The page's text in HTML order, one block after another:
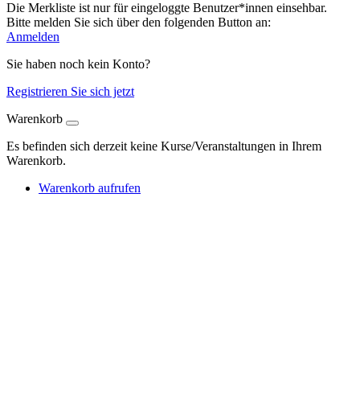
Die Merkliste ist nur für eingeloggte Benutzer*innen einsehbar.
Bitte melden Sie sich über den folgenden Button an:
Anmelden
Sie haben noch kein Konto?
Registrieren Sie sich jetzt
Warenkorb
Es befinden sich derzeit keine Kurse/Veranstaltungen in Ihrem
Warenkorb.
Warenkorb aufrufen